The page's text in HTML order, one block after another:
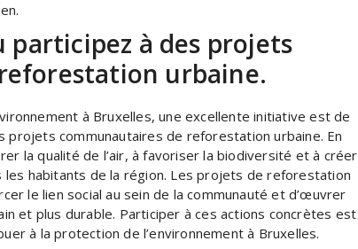
participez à des projets
urbaine.
à Bruxelles, une excellente initiative est de
communautaires de reforestation urbaine. En
la qualité de l’air, à favoriser la biodiversité et à créer
habitants de la région. Les projets de reforestation
le lien social au sein de la communauté et d’œuvrer
et plus durable. Participer à ces actions concrètes est
à la protection de l’environnement à Bruxelles.